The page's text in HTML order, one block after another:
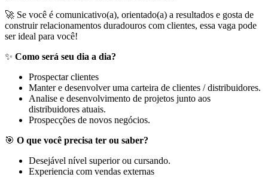
🚀 Se você é comunicativo(a), orientado(a) a resultados e gosta de
construir relacionamentos duradouros com clientes, essa vaga pode
ser ideal para você!
✨ Como será seu dia a dia?
Prospectar clientes
Manter e desenvolver uma carteira de clientes / distribuidores.
Analise e desenvolvimento de projetos junto aos
distribuidores atuais.
Prospecções de novos negócios.
🎯 O que você precisa ter ou saber?
Desejável nível superior ou cursando.
Experiencia com vendas externas